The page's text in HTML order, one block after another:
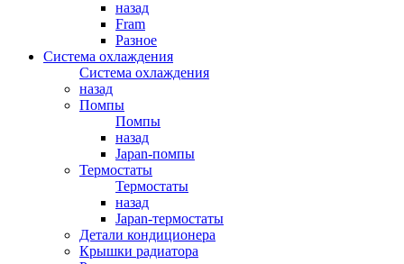
назад
Fram
Разное
Система охлаждения
Система охлаждения
назад
Помпы
Помпы
назад
Japan-помпы
Термостаты
Термостаты
назад
Japan-термостаты
Детали кондиционера
Крышки радиатора